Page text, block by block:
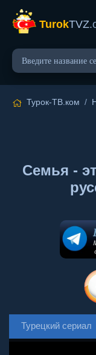
TurokTVZ
Турок-ТВ.ком /
Семья -
Турецкий сериал